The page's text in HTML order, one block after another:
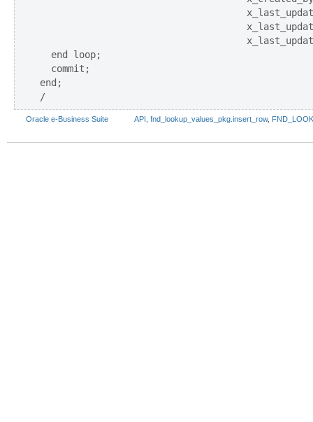
  end loop;
  commit;
end;
Oracle e-Business Suite API fnd_lookup_values_pkg.insert_row,